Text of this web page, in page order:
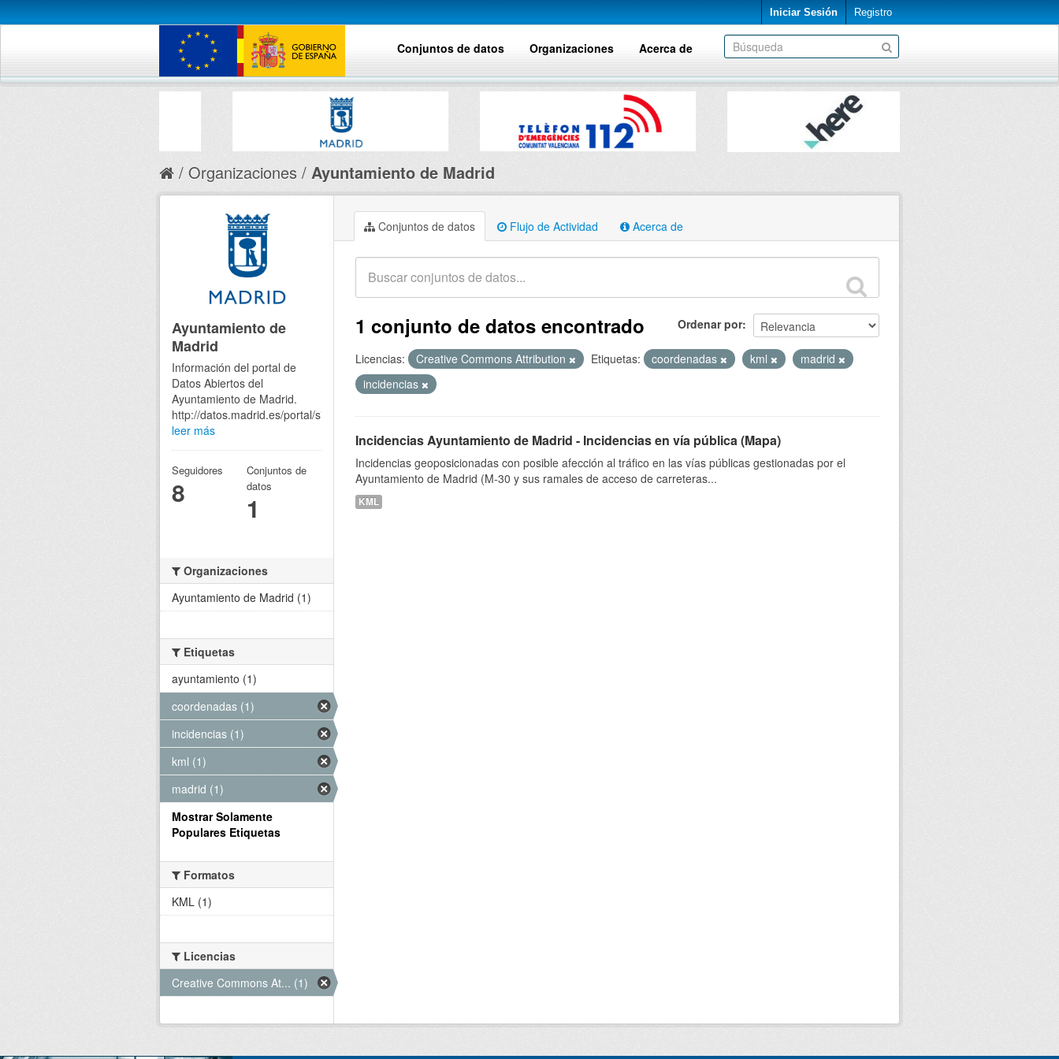
Iniciar Sesión Registro
Conjuntos de datos Organizaciones Acerca de
Organizaciones Ayuntamiento de Madrid
Conjuntos de datos Flujo de Actividad Acerca de
Ordenar por
1 conjunto de datos encontrado
Licencias: Creative Commons Attribution Etiquetas: coordenadas kml
madrid
incidencias
Incidencias Ayuntamiento de Madrid - Incidencias en vía pública (Mapa)
Incidencias geoposicionadas con posible afección al tráfico en las vías públicas gestionadas por el
Ayuntamiento de Madrid (M-30 y sus ramales de acceso de carreteras...
KML
Ayuntamiento de
Madrid
Información del portal de
Datos Abiertos del
Ayuntamiento de Madrid.
http://datos.madrid.es/portal/site/egob
leer más
Seguidores
8
Conjuntos de
datos
1
Organizaciones
Ayuntamiento de Madrid (1)
Etiquetas
ayuntamiento (1)
coordenadas (1)
incidencias (1)
kml (1)
madrid (1)
Mostrar Solamente
Populares Etiquetas
Formatos
KML (1)
Licencias
Creative Commons At... (1)